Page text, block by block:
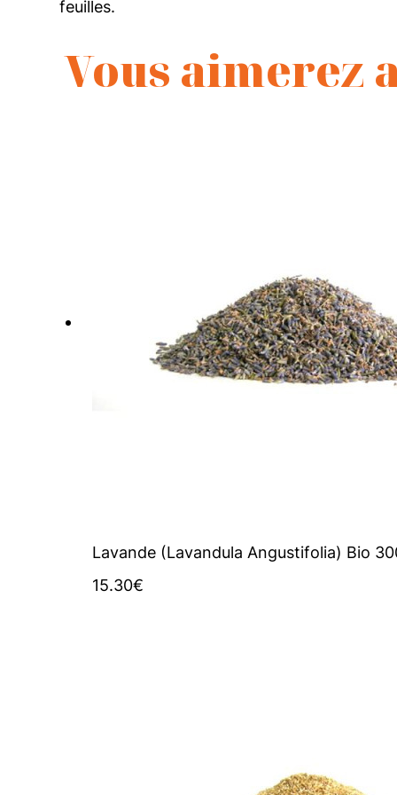
feuilles.
Vous aimerez
Lavande (Lavandula Angustifolia) Bio
15.30€